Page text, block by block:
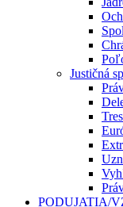
Justičná
PODUJATIA/